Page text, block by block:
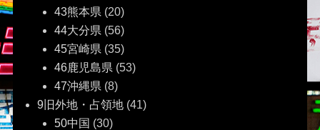
43熊本県 (20)
44大分県 (56)
45宮崎県 (35)
46鹿児島県 (53)
47沖縄県 (8)
9旧外地・占領地(41)
50中国 (30)